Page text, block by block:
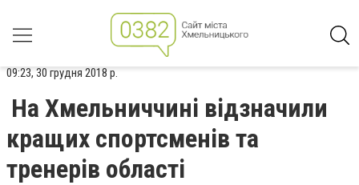
09:23, 30 грудня 2018 р.
На Хмельниччині відзначили
кращих спортсменів та
тренерів області